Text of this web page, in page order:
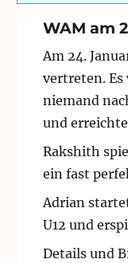
WAM am
Am 24.
vertreten. Es
niemand
und
Rakshith
ein fast
Adrian
U12 und
Details und